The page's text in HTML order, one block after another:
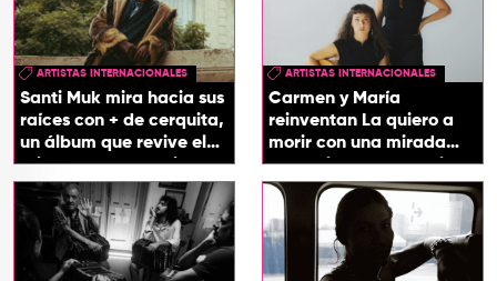
ARTISTAS INTERNACIONALES
Santi Muk mira hacia sus
raíces con + de cerquita,
un álbum que revive el
origen de sus canciones
ARTISTAS INTERNACIONALES
Carmen y María
reinventan La quiero a
morir con una mirada
entre el flamenco y el
soul